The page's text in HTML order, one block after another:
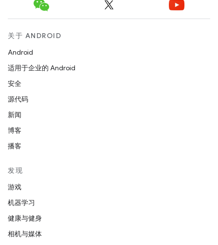
关于 ANDROID
Android
适用于企业的 Android
安全
源代码
新闻
博客
播客
发现
游戏
机器学习
健康与健身
相机与媒体